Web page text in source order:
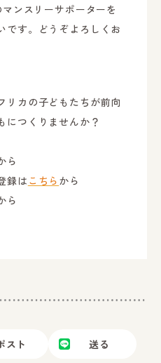
ンスリーサポーターを
です。どうぞよろしくお
リカの子どもたちが前向
につくりませんか？
ら
録は こちら から
ら
スト 送る